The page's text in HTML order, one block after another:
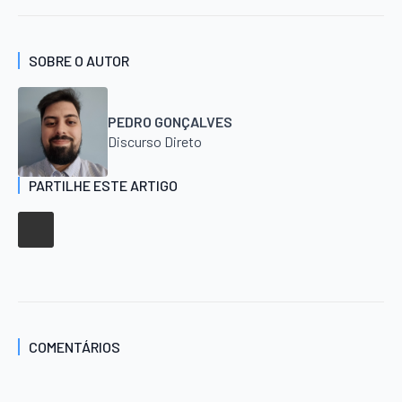
SOBRE O AUTOR
PEDRO GONÇALVES
Discurso Direto
PARTILHE ESTE ARTIGO
COMENTÁRIOS